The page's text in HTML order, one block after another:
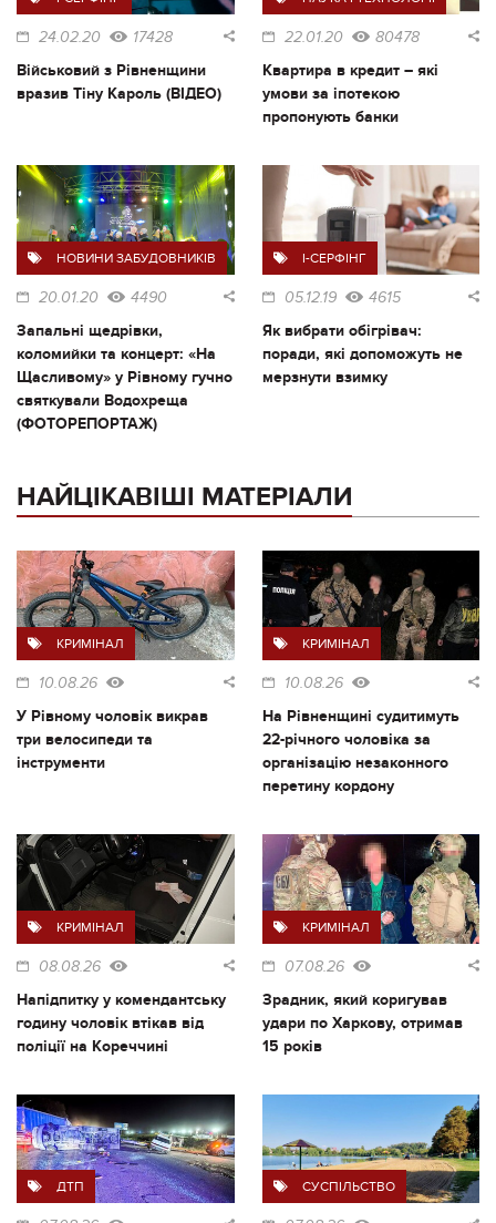
24.02.20 17428
Військовий з Рівненщини
вразив Тіну Кароль (ВІДЕО)
22.01.20 80478
Квартира в кредит – які
умови за іпотекою
пропонують банки
НОВИНИ ЗАБУДОВНИКІВ
20.01.20 4490
Запальні щедрівки,
коломийки та концерт: «На
Щасливому» у Рівному гучно
святкували Водохреща
(ФОТОРЕПОРТАЖ)
I-СЕРФІНГ
05.12.19 4615
Як вибрати обігрівач:
поради, які допоможуть не
мерзнути взимку
НАЙЦІКАВІШІ МАТЕРІАЛИ
КРИМІНАЛ
10.08.26
У Рівному чоловік викрав
три велосипеди та
інструменти
КРИМІНАЛ
10.08.26
На Рівненщині судитимуть
22-річного чоловіка за
організацію незаконного
перетину кордону
КРИМІНАЛ
08.08.26
Напідпитку у комендантську
годину чоловік втікав від
поліції на Кореччині
КРИМІНАЛ
07.08.26
Зрадник, який коригував
удари по Харкову, отримав
15 років
ДТП СУСПІЛЬСТВО